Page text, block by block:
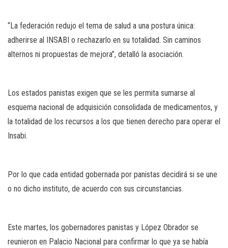
“La federación redujo el tema de salud a una postura única:
adherirse al INSABI o rechazarlo en su totalidad. Sin caminos
alternos ni propuestas de mejora”, detalló la asociación.
Los estados panistas exigen que se les permita sumarse al
esquema nacional de adquisición consolidada de medicamentos, y
la totalidad de los recursos a los que tienen derecho para operar el
Insabi.
Por lo que cada entidad gobernada por panistas decidirá si se une
o no dicho instituto, de acuerdo con sus circunstancias.
Este martes, los gobernadores panistas y López Obrador se
reunieron en Palacio Nacional para confirmar lo que ya se había